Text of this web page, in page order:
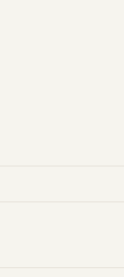
様の個人情報を
人情報保護を義
託先が適切に個
壊、改ざ
を防止する
不正アクセス対